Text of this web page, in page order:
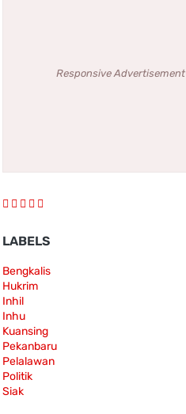
Responsive Advertisement
LABELS
Bengkalis
Hukrim
Inhil
Inhu
Kuansing
Pekanbaru
Pelalawan
Politik
Siak